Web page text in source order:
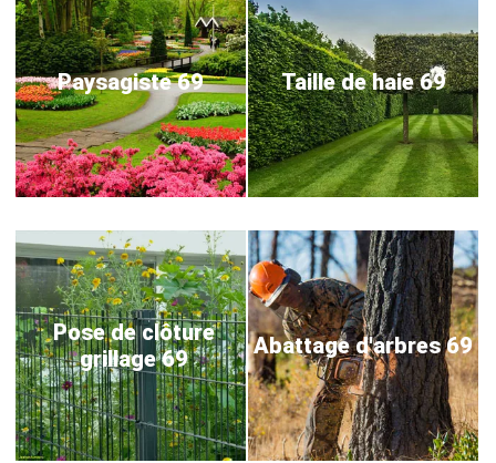
Paysagiste 69 Taille de haie 69
Pose de clôture
grillage 69
Abattage d'arbres 69